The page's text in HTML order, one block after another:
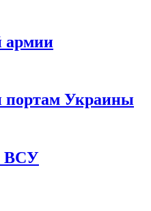
армии
портам Украины
ВСУ